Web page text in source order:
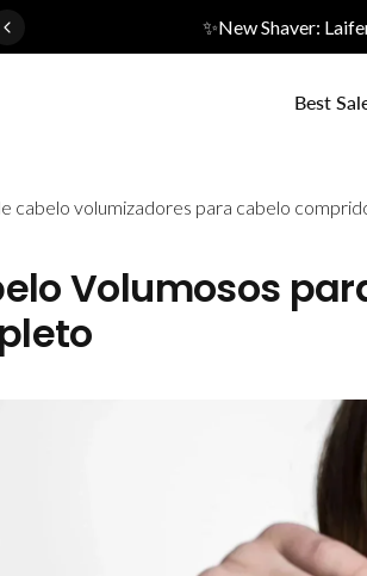
✨New Shaver:
Best
cabelo volumizadores para cabelo
Volumosos